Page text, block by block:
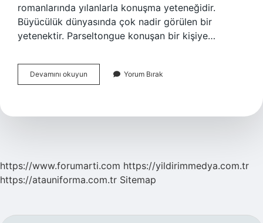
romanlarında yılanlarla konuşma yeteneğidir.
Büyücülük dünyasında çok nadir görülen bir
yetenektir. Parseltongue konuşan bir kişiye…
Devamını okuyun
Çatal
Yorum Bırak
https://www.forumarti.com https://yildirimmedya.com.tr
https://atauniforma.com.tr Sitemap